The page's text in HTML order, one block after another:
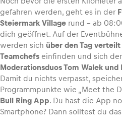
gefahren werden, geht es in der
Steiermark Village rund – ab
dich geöffnet. Auf der
werden sich über den Tag verteilt
Teamchefs einfinden und sich
Moderationsduos Tom Walek und
Damit du nichts verpasst,
Programmpunkte wie „Meet the
Bull Ring App. Du hast die App
Smartphone? Dann solltest du